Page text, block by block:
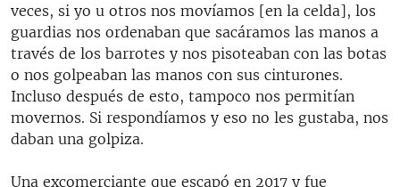
veces, si yo u otros nos movíamos [en la celda], los
guardias nos ordenaban que sacáramos las manos a
través de los barrotes y nos pisoteaban con las botas
o nos golpeaban las manos con sus cinturones.
Incluso después de esto, tampoco nos permitían
movernos. Si respondíamos y eso no les gustaba, nos
daban una golpiza.
Una excomerciante que escapó en 2017 y fue